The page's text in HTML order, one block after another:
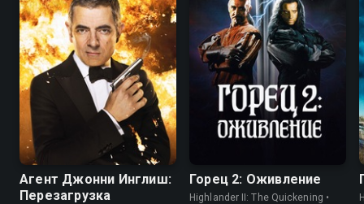
Агент Джонни Инглиш:
Перезагрузка
Горец 2: Оживление
Highlander II: The Quickening •